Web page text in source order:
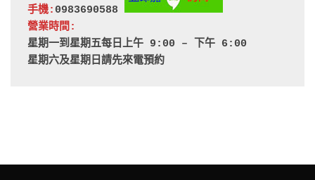
手機: 0983690588
營業時間:
星期一到星期五每日上午 9:00 – 下午 6:00
星期六及星期日請先來電預約